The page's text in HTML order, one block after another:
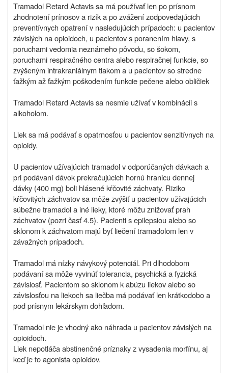
Tramadol Retard Actavis sa má používať len po prísnom
zhodnotení prínosov a rizík a po zvážení zodpovedajúcich
preventívnych opatrení v nasledujúcich prípadoch: u pacientov
závislých na opioidoch, u pacientov s poranením hlavy, s
poruchami vedomia neznámeho pôvodu, so šokom,
poruchami respiračného centra alebo respiračnej funkcie, so
zvýšeným intrakraniálnym tlakom a u pacientov so stredne
ťažkým až ťažkým poškodením funkcie pečene alebo obličiek
Tramadol Retard Actavis sa nesmie užívať v kombinácii s
alkoholom.
Liek sa má podávať s opatrnosťou u pacientov senzitívnych na
opioidy.
U pacientov užívajúcich tramadol v odporúčaných dávkach a
pri podávaní dávok prekračujúcich hornú hranicu dennej
dávky (400 mg) boli hlásené kŕčovité záchvaty. Riziko
kŕčovitých záchvatov sa môže zvýšiť u pacientov užívajúcich
súbežne tramadol a iné lieky, ktoré môžu znižovať prah
záchvatov (pozri časť 4.5). Pacienti s epilepsiou alebo so
sklonom k záchvatom majú byť liečení tramadolom len v
závažných prípadoch.
Tramadol má nízky návykový potenciál. Pri dlhodobom
podávaní sa môže vyvinúť tolerancia, psychická a fyzická
závislosť. Pacientom so sklonom k abúzu liekov alebo so
závislosťou na liekoch sa liečba má podávať len krátkodobo a
pod prísnym lekárskym dohľadom.
Tramadol nie je vhodný ako náhrada u pacientov závislých na
opioidoch.
Liek nepotláča abstinenčné príznaky z vysadenia morfínu, aj
keď je to agonista opioidov.